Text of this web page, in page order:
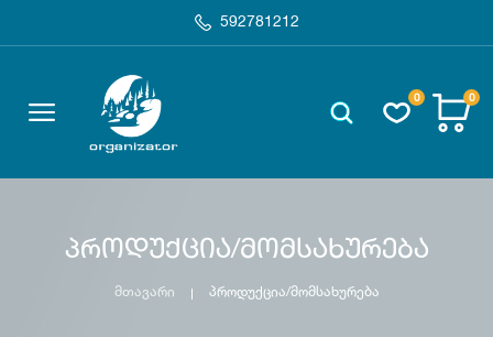
592781212
0 0
პროდუქცია/მომსახურება
მთავარი პროდუქცია/მომსახურება